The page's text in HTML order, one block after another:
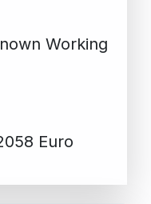
Working
Euro